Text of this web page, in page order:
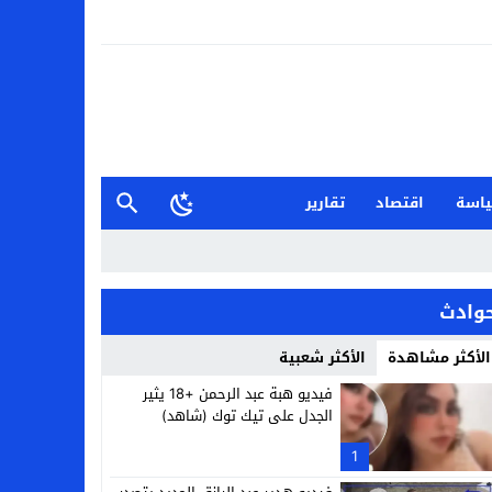
اقتصاد
تقارير
الأكثر مشاهدة الأكثر شعبية
1
فيديو هبة عبد الرحمن +18 يثير
الجدل على تيك توك (شاهد)